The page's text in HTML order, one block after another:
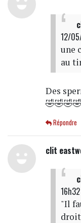
12/
une
au
Des
🤣🤣🤣🤣
Répondre
clit
16h32
"Il